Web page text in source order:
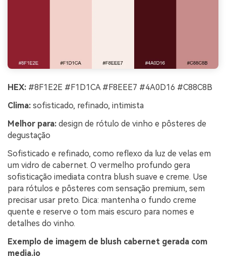
HEX: #8F1E2E #F1D1CA #F8EEE7 #4A0D16 #C88C8B
Clima: sofisticado, refinado, intimista
Melhor para: design de rótulo de vinho e pôsteres de
degustação
Sofisticado e refinado, como reflexo da luz de velas em
um vidro de cabernet. O vermelho profundo gera
sofisticação imediata contra blush suave e creme. Use
para rótulos e pôsteres com sensação premium, sem
precisar usar preto. Dica: mantenha o fundo creme
quente e reserve o tom mais escuro para nomes e
detalhes do vinho.
Exemplo de imagem de blush cabernet gerada com
media.io